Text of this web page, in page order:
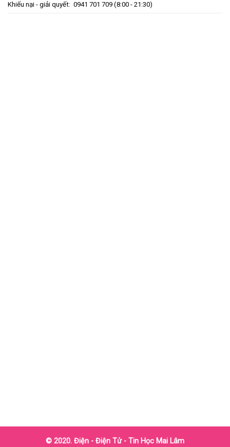
Khiếu nại - giải quyết: 0941 701 709 (8:00 - 21:30)
© 2020. Điện - Điện Tử - Tin Học Mai Lâm